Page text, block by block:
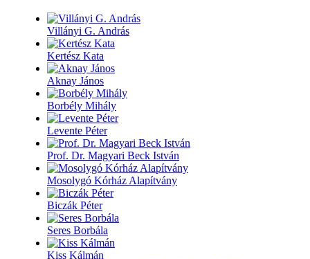
Villányi G. András
Kertész Kata
Aknay János
Borbély Mihály
Levente Péter
Prof. Dr. Magyari Beck István
Mosolygó Kórház Alapítvány
Biczák Péter
Seres Borbála
Kiss Kálmán